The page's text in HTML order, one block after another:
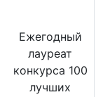
Ежегодный
лауреат
конкурса 100
лучших